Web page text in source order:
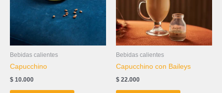
Bebidas calientes
Capucchino
$ 10.000
Bebidas calientes
Capucchino con Baileys
$ 22.000